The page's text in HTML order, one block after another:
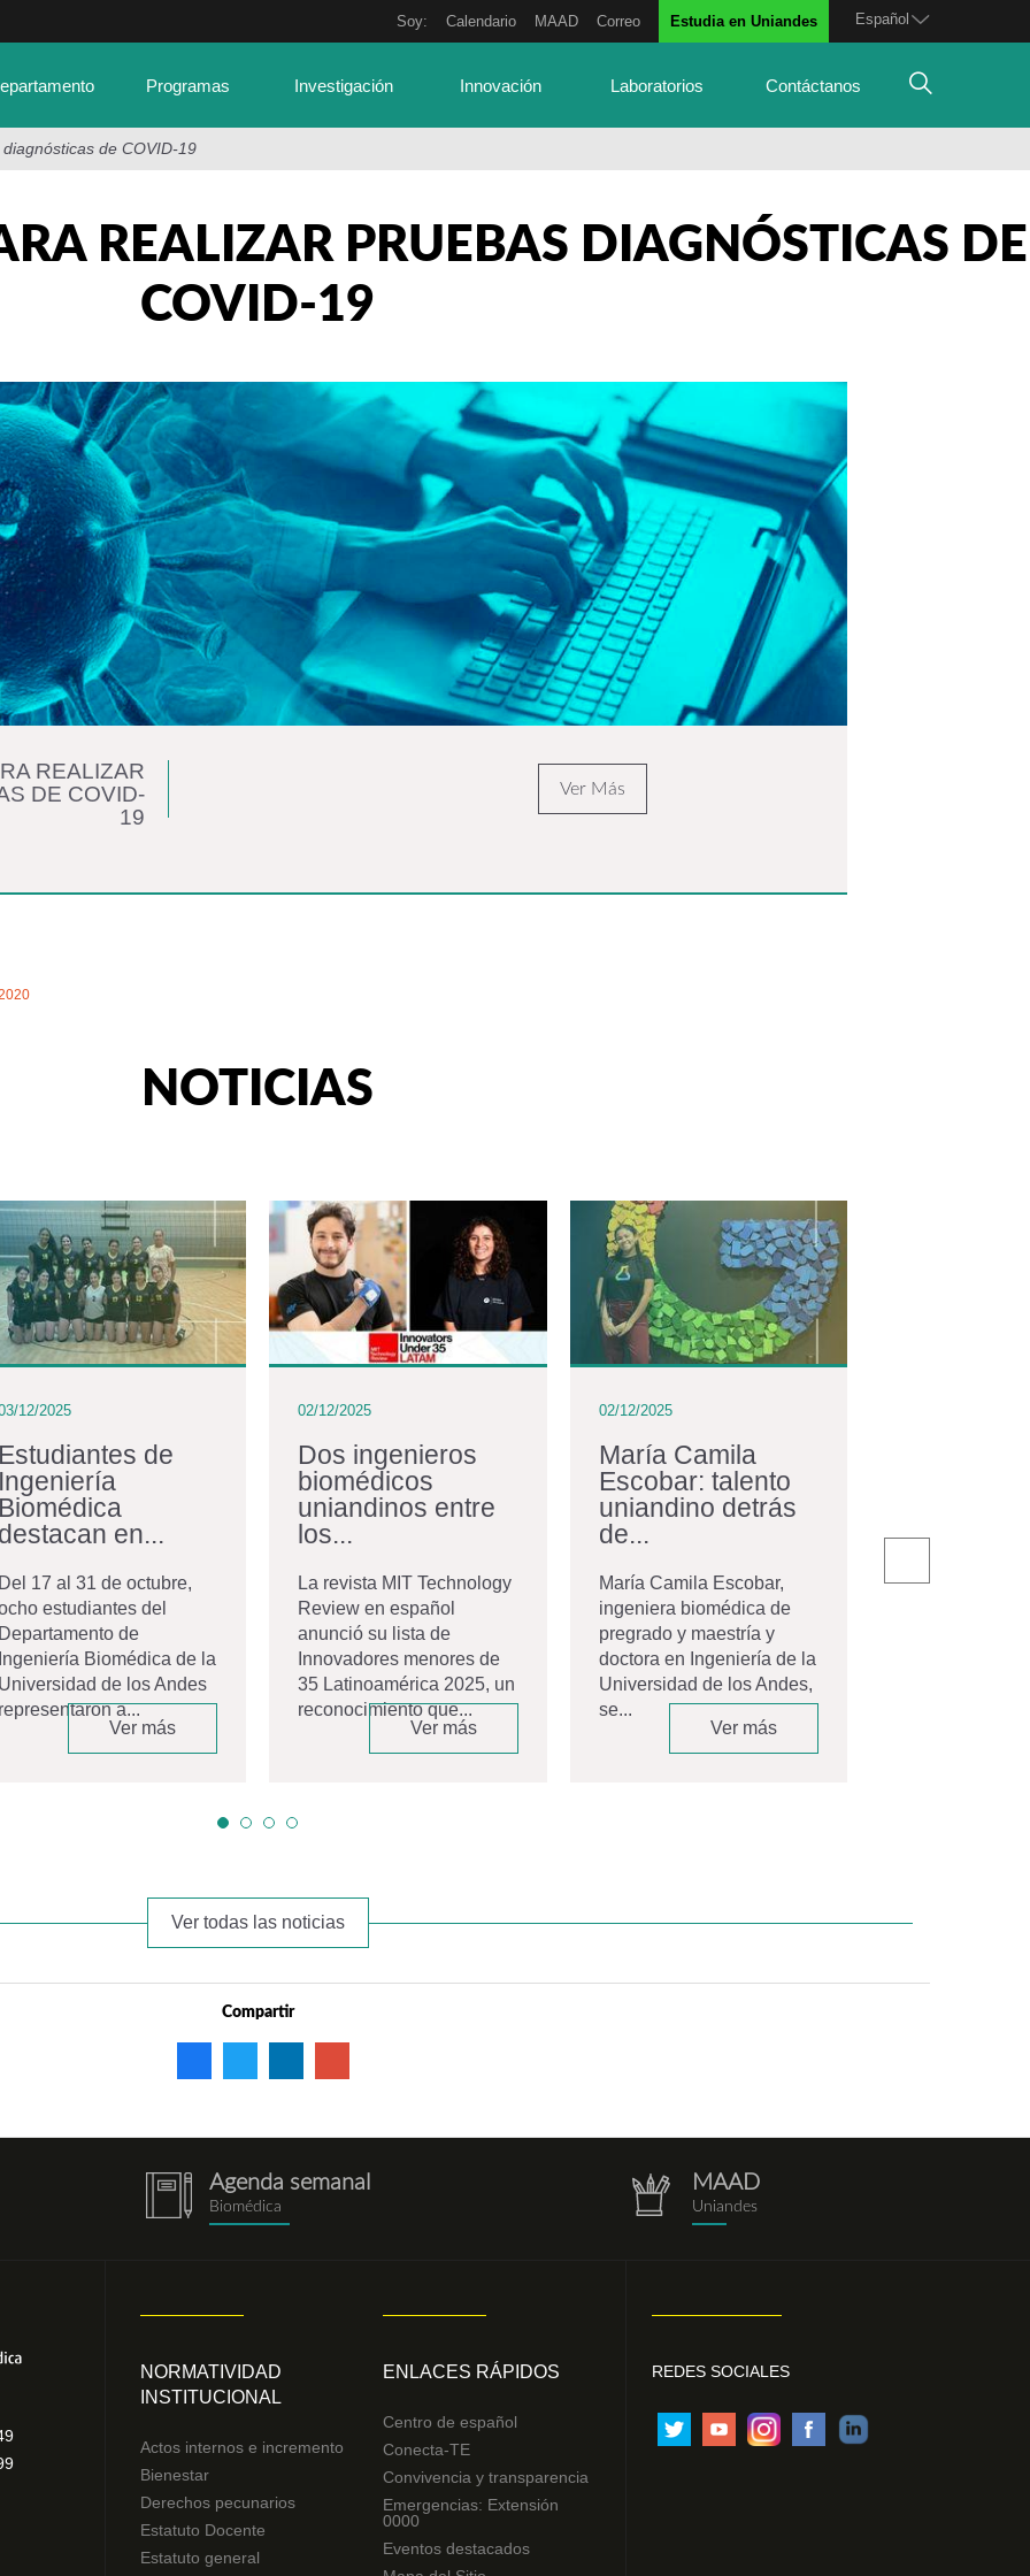
Español
Soy: Calendario MAAD Correo Estudia en Uniandes
Programas Investigación Innovación Laboratorios Contáctanos
de COVID-19
REALIZAR PRUEBAS DIAGNÓSTICAS DE
COVID-19
REALIZAR
DE COVID-
19
Ver Más
NOTICIAS
12/2025
Estudiantes de
Ingeniería
Biomédica
destacan en...
Del 17 al 31 de octubre,
estudiantes del
Departamento de
Ingeniería Biomédica de la
Universidad de los Andes
representaron a...
Ver más
02/12/2025
Dos ingenieros
biomédicos
uniandinos entre
los...
La revista MIT Technology
Review en español
anunció su lista de
Innovadores menores de
35 Latinoamérica 2025, un
reconocimiento que...
Ver más
02/12/2025
María Camila
Escobar: talento
uniandino detrás
de...
María Camila Escobar,
ingeniera biomédica de
pregrado y maestría y
doctora en Ingeniería de la
Universidad de los Andes,
se...
Ver más
la Universidad
Ver todas las noticias
Compartir
notebook.png
Agenda semanal
Biomédica repositorio.png
MAAD
Uniandes
NORMATIVIDAD
INSTITUCIONAL
Actos internos e incremento
Bienestar
Derechos pecunarios
Estatuto Docente
Estatuto general
ENLACES RÁPIDOS
Centro de español
Conecta-TE
Convivencia y transparencia
Emergencias: Extensión
0000
Eventos destacados
REDES SOCIALES